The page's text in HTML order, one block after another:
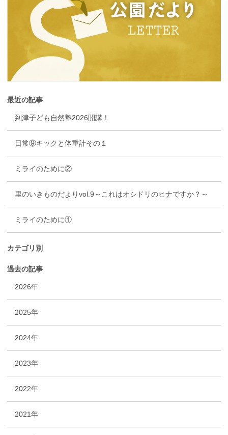
最近の記事
到津子ども自然塾2026開講！
日常⑨キックと体重計その１
ミライのために②
里のいきものだよりvol.9～これはオシドリのヒナですか？～
ミライのために①
カテゴリ別
過去の記事
2026年
2025年
2024年
2023年
2022年
2021年